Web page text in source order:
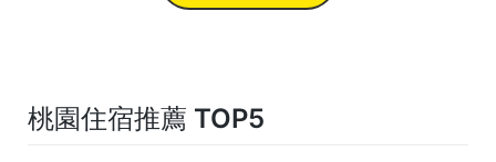
桃園住宿推薦 TOP5